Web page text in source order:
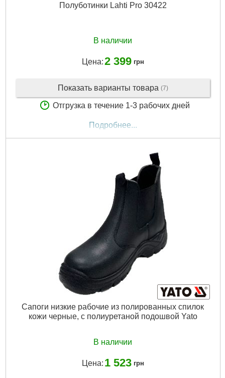
Полуботинки Lahti Pro 30422
В наличии
Цена:2 399 грн
Показать варианты товара (7)
Отгрузка в течение 1-3 рабочих дней
Подробнее...
Сапоги низкие рабочие из полированных спилок
кожи черные, с полиуретаной подошвой Yato
В наличии
Цена: 1 523 грн